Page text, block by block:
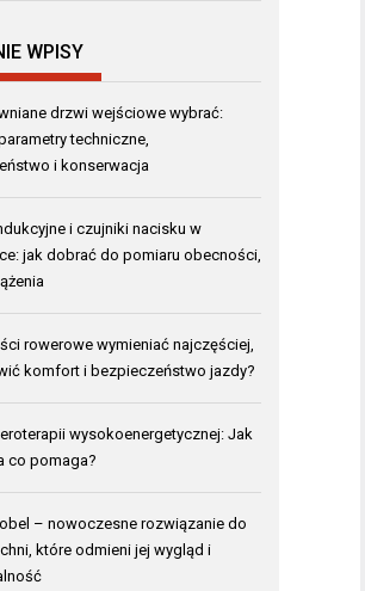
WPISY
drzwi wejściowe wybrać:
techniczne,
i konserwacja
i czujniki nacisku w
jak dobrać do pomiaru obecności,
rowerowe wymieniać najczęściej,
komfort i bezpieczeństwo jazdy?
wysokoenergetycznej: Jak
co pomaga?
– nowoczesne rozwiązanie do
które odmieni jej wygląd i